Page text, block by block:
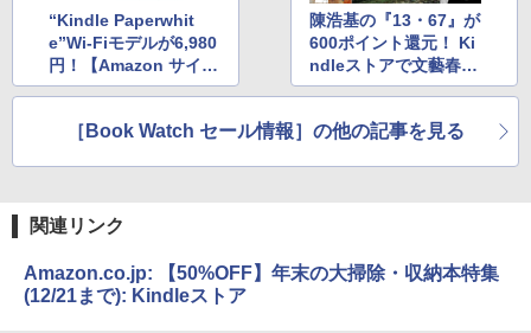
“Kindle Paperwhit
e”Wi-Fiモデルが6,980
円！【Amazon サイバ
ーマンデーセール】
陳浩基の『13・67』が
600ポイント還元！ Ki
ndleストアで文藝春秋
の人気ミステリーが4
［Book Watch セール情報］の他の記事を見る
関連リンク
Amazon.co.jp: 【50%OFF】年末の大掃除・収納本特集
(12/21まで): Kindleストア